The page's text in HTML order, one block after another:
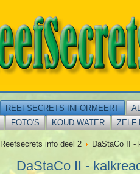
REEFSECRETS INFORMEERT
FOTO'S KOUD WATER ZELF
Reefsecrets info deel 2 DaStaCo II -
DaStaCo II -